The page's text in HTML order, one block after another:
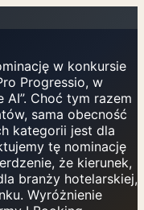
w konkursie
Progressio, w
Choć tym razem
sama obecność
kategorii jest dla
tę nominację
że kierunek,
branży hotelarskiej,
Wyróżnienie